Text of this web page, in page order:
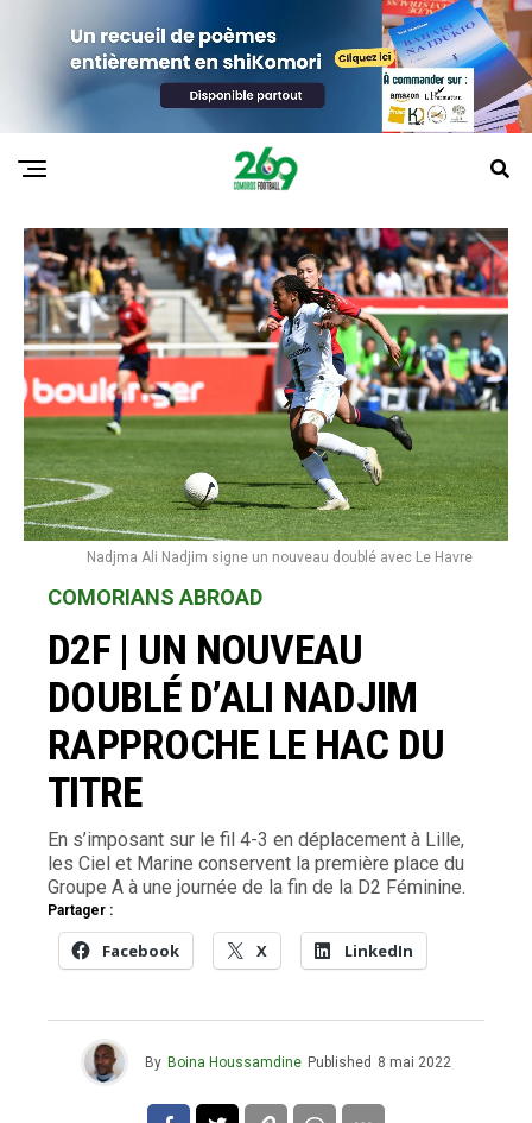
Nadjma Ali Nadjim signe un nouveau doublé avec Le Havre
COMORIANS ABROAD
D2F | UN NOUVEAU
DOUBLÉ D’ALI NADJIM
RAPPROCHE LE HAC DU
TITRE
En s’imposant sur le fil 4-3 en déplacement à Lille,
les Ciel et Marine conservent la première place du
Groupe A à une journée de la fin de la D2 Féminine.
Partager :
Facebook X LinkedIn
By Boina Houssamdine Published 8 mai 2022